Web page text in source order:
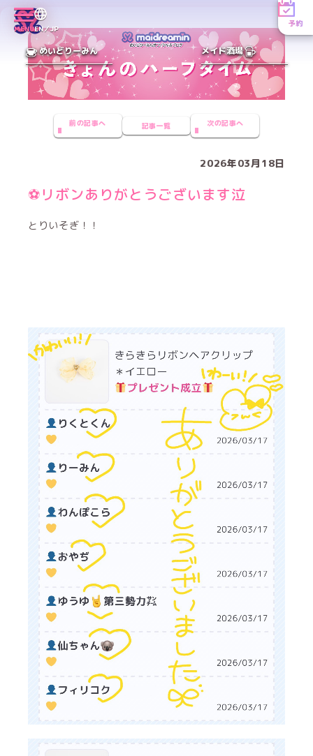
MENUEN／JP
予約
めいどりーみん メイド酒場
前の記事へ 記事一覧 次の記事へ
2026年03月18日
⚽️リボンありがとうございます泣
とりいそぎ！！